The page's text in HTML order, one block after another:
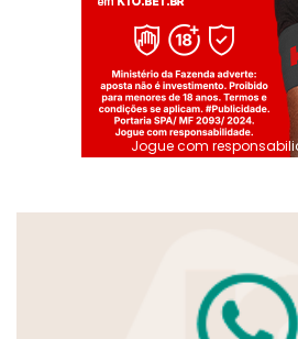
Jogue com